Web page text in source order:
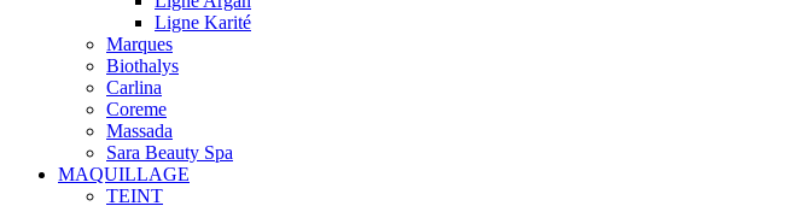
Ligne Karité
Marques
Biothalys
Carlina
Coreme
Massada
Sara Beauty Spa
MAQUILLAGE
TEINT